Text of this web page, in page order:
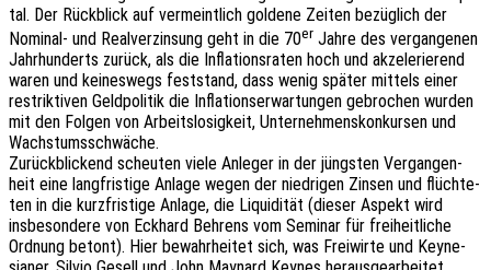
tal. Der Rück­blick auf vermeint­lich golde­ne Zeiten bezüg­lich der
Nomi­nal- und Real­ver­zin­sung geht in die 70er Jahre des vergan­ge­nen
Jahr­hun­derts zurück, als die Infla­ti­ons­ra­ten hoch und akze­le­rie­rend
waren und keines­wegs fest­stand, dass wenig später mittels einer
restrik­ti­ven Geld­po­li­tik die Infla­ti­ons­er­war­tun­gen gebro­chen wurden
mit den Folgen von Arbeits­lo­sig­keit, Unter­neh­mens­kon­kur­sen und
Wachstumsschwäche.
Zurück­bli­ckend scheu­ten viele Anle­ger in der jüngs­ten Vergan­gen­
heit eine lang­fris­ti­ge Anlage wegen der nied­ri­gen Zinsen und flüch­te­
ten in die kurz­fris­ti­ge Anlage, die Liqui­di­tät (dieser Aspekt wird
insbe­son­de­re von Eckhard Behrens vom Semi­nar für frei­heit­li­che
Ordnung betont). Hier bewahr­hei­tet sich, was Frei­wir­te und Keyne­